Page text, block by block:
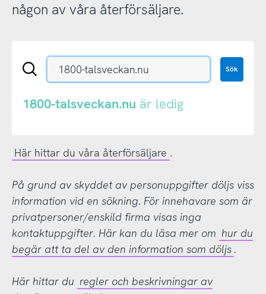
någon av våra återförsäljare.
Sök
eller
Sök
1800-talsveckan.nu är ledig
Här hittar du våra återförsäljare .
På grund av skyddet av personuppgifter döljs viss
information vid en sökning. För innehavare som är
privatpersoner/enskild firma visas inga
kontaktuppgifter. Här kan du läsa mer om hur du
begär att ta del av den information som döljs .
Här hittar du regler och beskrivningar av